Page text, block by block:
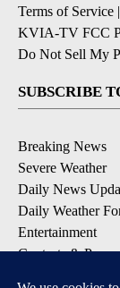
Terms of Service |
KVIA-TV FCC
Do Not Sell My
SUBSCRIBE
Breaking News
Severe Weather
Daily News
Daily Weather
Entertainment
Contests &